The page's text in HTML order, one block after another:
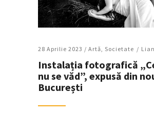
28 Aprilie 2023 / Artǎ Societate
Instalația fotografică
nu se văd”, expusă din
București